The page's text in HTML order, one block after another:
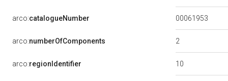
arco:catalogueNumber 00061953
arco:numberOfComponents 2
arco:regionIdentifier 10